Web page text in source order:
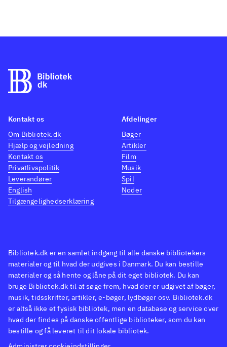
Bibliotek.dk er en samlet indgang til alle danske bibliotekers
materialer og til hvad der udgives i Danmark. Du kan bestille
materialer og så hente og låne på dit eget bibliotek. Du kan
bruge Bibliotek.dk til at søge frem, hvad der er udgivet af bøger,
musik, tidsskrifter, artikler, e-bøger, lydbøger osv. Bibliotek.dk
er altså ikke et fysisk bibliotek, men en database og service over
hvad der findes på danske offentlige biblioteker, som du kan
bestille og få leveret til dit lokale bibliotek.
Kontakt os
Om Bibliotek.dk
Hjælp og vejledning
Kontakt os
Privatlivspolitik
Leverandører
English
Tilgængelighedserklæring
Afdelinger
Bøger
Artikler
Film
Musik
Spil
Noder